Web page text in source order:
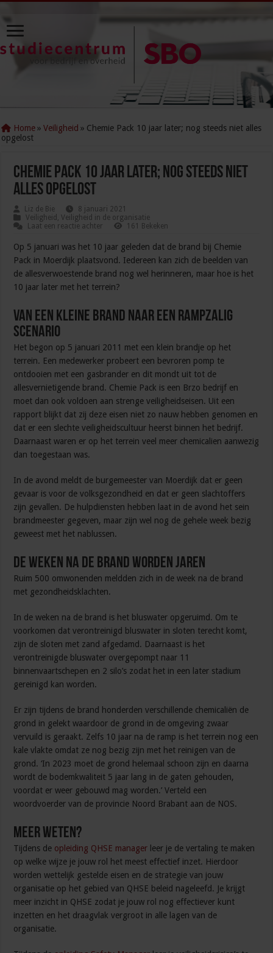
Home » Veiligheid » Chemie Pack 10 jaar later; nog steeds niet alles
opgelost
Chemie Pack 10 jaar later; nog steeds niet
alles opgelost
Liz de Bie
8 januari 2021
Veiligheid ,Veiligheid in de organisatie
Laat een reactie achter
161 Bekeken
Op 5 januari was het 10 jaar geleden dat de brand bij Chemie
Pack in Moerdijk plaatsvond. Iedereen kan zich de beelden van
de allesverwoestende brand nog wel herinneren, maar hoe is het
10 jaar later met het terrein?
Van een kleine brand naar een rampzalig
scenario
Het begon op 5 januari 2011 met een klein brandje op het
terrein. Een medewerker probeert een bevroren pomp te
ontdooien met een gasbrander en dit mondt uit tot de
allesvernietigende brand. Chemie Pack is een Brzo bedrijf en
moet dan ook voldoen aan strenge veiligheidseisen. Uit een
rapport blijkt dat zij deze eisen niet zo nauw hebben genomen en
dat er een slechte veiligheidscultuur heerst binnen het bedrijf.
Daarnaast waren er op het terrein veel meer chemicalien aanwezig
dan toegestaan was.
In de avond meldt de burgemeester van Moerdijk dat er geen
gevaar is voor de volksgezondheid en dat er geen slachtoffers
zijn gevallen. De hulpdiensten hebben laat in de avond het sein
brandmeester gegeven, maar zijn wel nog de gehele week bezig
geweest met het nablussen.
De weken na de brand worden jaren
Ruim 500 omwonenden meldden zich in de week na de brand
met gezondheidsklachten.
In de weken na de brand is het bluswater opgeruimd. Om te
voorkomen dat verontreinigd bluswater in sloten terecht komt,
zijn de sloten met zand afgedamd. Daarnaast is het
verontreinigde bluswater overgepompt naar 11
binnenvaartschepen en 2 silo’s zodat het in een later stadium
gereinigd kan worden.
Er zijn tijdens de brand honderden verschillende chemicaliën de
grond in gelekt waardoor de grond in de omgeving zwaar
vervuild is geraakt. Zelfs 10 jaar na de ramp is het terrein nog een
kale vlakte omdat ze nog bezig zijn met het reinigen van de
grond. ‘In 2023 moet de grond helemaal schoon zijn en daarna
wordt de bodemkwaliteit 5 jaar lang in de gaten gehouden,
voordat er weer gebouwd mag worden.’ Verteld een
woordvoerder van de provincie Noord Brabant aan de NOS.
Meer weten?
Tijdens de opleiding QHSE manager leer je de vertaling te maken
op welke wijze je jouw rol het meest effectief inzet. Hierdoor
worden wettelijk gestelde eisen en de strategie van jouw
organisatie op het gebied van QHSE beleid nageleefd. Je krijgt
meer inzicht in QHSE zodat je jouw rol nog effectiever kunt
inzetten en het draagvlak vergroot in alle lagen van de
organisatie.